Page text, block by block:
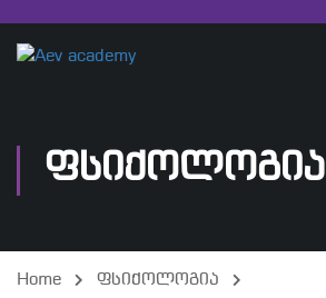
ᲤᲡᲘᲥᲝᲚᲝᲒᲘᲐ
Home
ფსიქოლოგია